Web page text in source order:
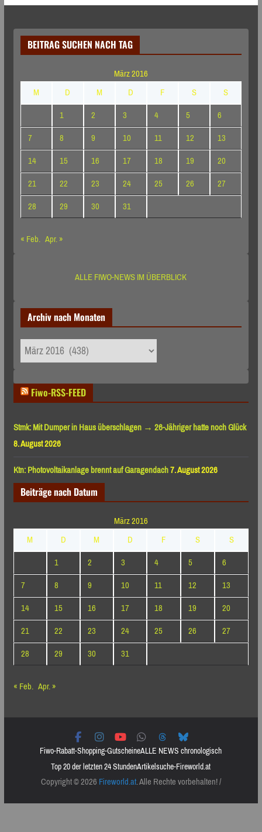
BEITRAG SUCHEN NACH TAG
März 2016
M
D M D F S
S
1
2 3 4 5
6
7
8 9 10 11 12
13
14
15 16 17 18 19
20
21
22 23 24 25 26
27
28
29 30
31
« Feb. Apr. »
ALLE FIWO-NEWS IM ÜBERBLICK
Archiv nach Monaten
Archiv
nach
Fiwo-RSS-FEED
Stmk: Mit Dumper in Haus überschlagen → 26-Jähriger hatte noch Glück
8. August 2026
Ktn: Photovoltaikanlage brennt auf Garagendach7. August 2026
Beiträge nach Datum
März 2016
M
D M D F S
S
1
2 3 4 5
6
7
8 9 10 11 12
13
14
15 16 17 18 19
20
21
22 23 24 25 26
27
28
29 30
31
« Feb. Apr. »
Fiwo-Rabatt-Shopping-GutscheineALLE NEWS chronologisch
Top 20 der letzten 24 StundenArtikelsuche-Fireworld.at
Copyright © 2026Fireworld.at. Alle Rechte vorbehalten! /